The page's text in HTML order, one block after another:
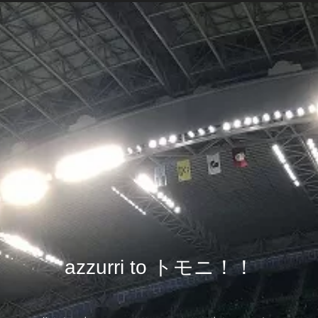
azzurri to トモニ！！